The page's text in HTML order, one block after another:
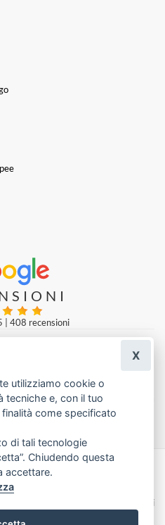
408 recensioni
Siti ecommerce per Fioristi
Termini e Condizioni
utilizziamo cookie o
tecniche e, con il tuo
come specificato
di tali tecnologie
Chiudendo questa
accettare.
X